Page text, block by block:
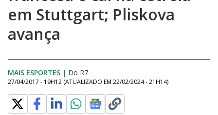
em Stuttgart; Pliskova
avança
MAIS ESPORTES | Do R7
27/04/2017 - 19H12 (ATUALIZADO EM 22/02/2024 - 21H14)